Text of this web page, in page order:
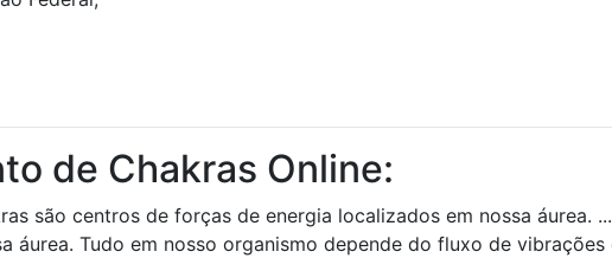
de Chakras Online:
são centros de forças de energia localizados em nossa áurea.
áurea. Tudo em nosso organismo depende do fluxo de